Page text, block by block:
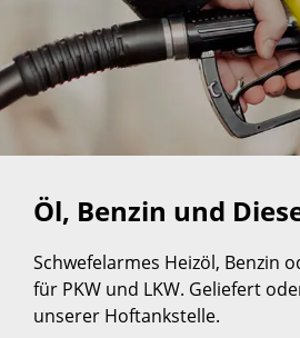
Öl, Benzin und
Schwefelarmes Heizöl, Benzin
für PKW und LKW. Geliefert
unserer Hoftankstelle.